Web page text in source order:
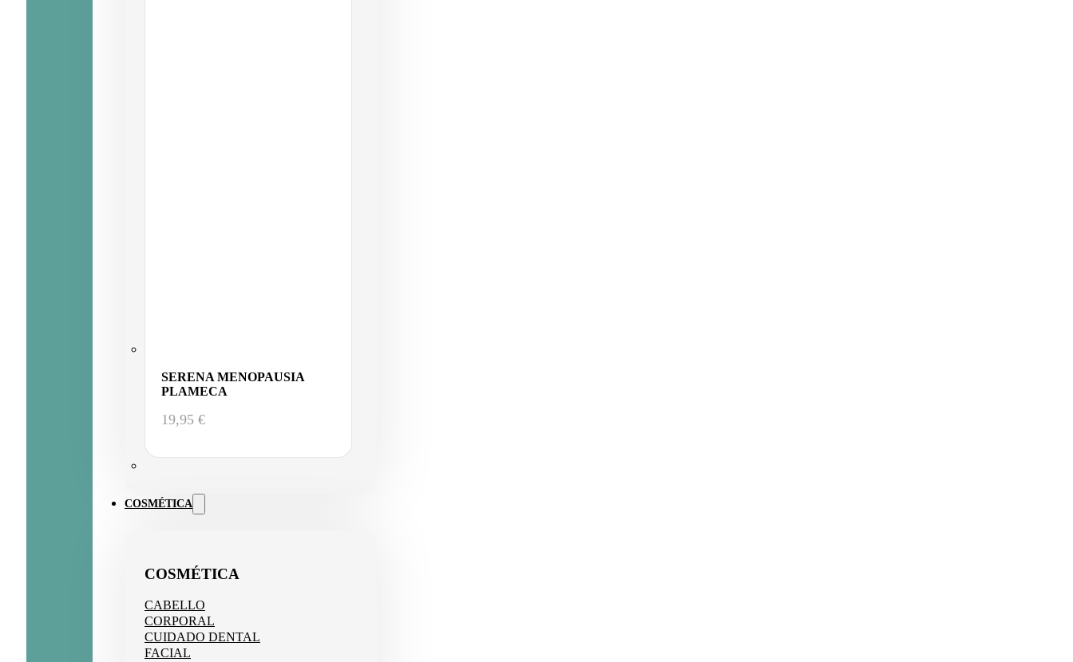
SERENA MENOPAUSIA
PLAMECA
19,95 €
COSMÉTICA
COSMÉTICA
CABELLO
CORPORAL
CUIDADO DENTAL
FACIAL